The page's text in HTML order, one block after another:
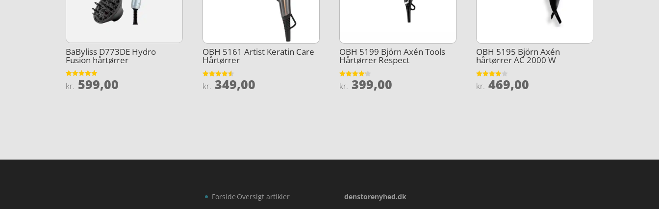
BaByliss D773DE Hydro
Fusion hårtørrer
Vurderet
5
kr. 599,00
OBH 5161 Artist Keratin Care
Hårtørrer
Vurderet
4.5
kr. 349,00
OBH 5199 Björn Axén Tools
Hårtørrer Respect
Vurderet
4.2
kr. 399,00
OBH 5195 Björn Axén
hårtørrer AC 2000 W
Vurderet
3.8
kr. 469,00
Forside Oversigt artikler denstorenyhed.dk